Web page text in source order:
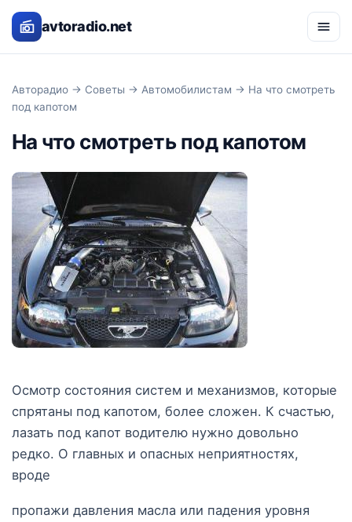
avtoradio.net
Авторадио → Советы → Автомобилистам → На что смотреть
под капотом
На что смотреть под капотом
Осмотр состояния систем и механизмов, которые
спрятаны под капотом, более сложен. К счастью,
лазать под капот водителю нужно довольно
редко. О главных и опасных неприятностях,
вроде
пропажи давления масла или падения уровня